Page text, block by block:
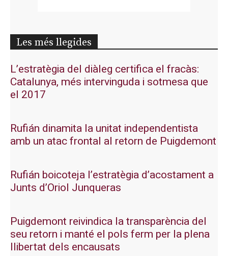
Les més llegides
L’estratègia del diàleg certifica el fracàs:
Catalunya, més intervinguda i sotmesa que
el 2017
Rufián dinamita la unitat independentista
amb un atac frontal al retorn de Puigdemont
Rufián boicoteja l’estratègia d’acostament a
Junts d’Oriol Junqueras
Puigdemont reivindica la transparència del
seu retorn i manté el pols ferm per la plena
llibertat dels encausats